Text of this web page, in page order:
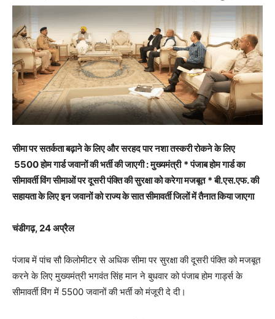
सीमा पर सतर्कता बढ़ाने के लिए और सरहद पार नशा तस्करी रोकने के लिए
5500 होम गार्ड जवानों की भर्ती की जाएगी : मुख्यमंत्री * पंजाब होम गार्ड का
सीमावर्ती विंग सीमाओं पर दूसरी पंक्ति की सुरक्षा को करेगा मजबूत * बी.एस.एफ. की
सहायता के लिए इन जवानों को राज्य के सात सीमावर्ती जिलों में तैनात किया जाएगा
चंडीगढ़, 24 अप्रैल
पंजाब में पांच सौ किलोमीटर से अधिक सीमा पर सुरक्षा की दूसरी पंक्ति को मजबूत
करने के लिए मुख्यमंत्री भगवंत सिंह मान ने बुधवार को पंजाब होम गार्ड्स के
सीमावर्ती विंग में 5500 जवानों की भर्ती को मंजूरी दे दी।